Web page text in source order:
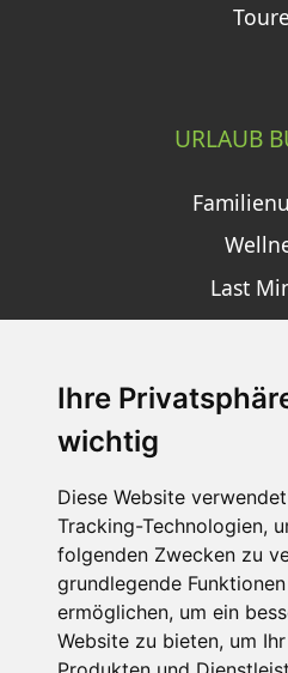
Ihre
wichtig
Diese Website
Tracking-Technologien,
folgenden Zwecken zu
grundlegende
ermöglichen, um ein
Website zu bieten, um
URLAUB
Last
Die Schneehoehen Ski APP
Muss für alle